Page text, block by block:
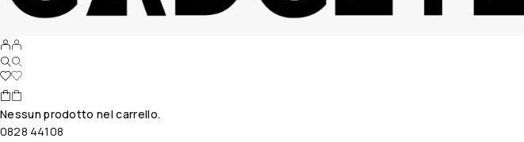
Nessun prodotto nel carrello.
0828 44108